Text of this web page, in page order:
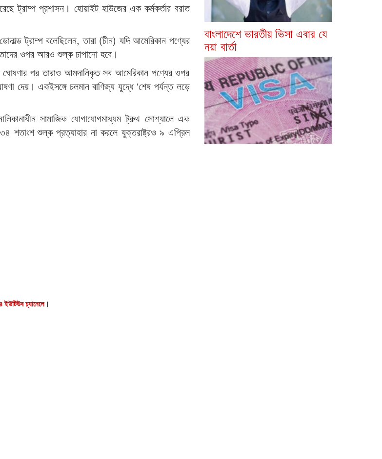
ট্রাম্প প্রশাসন। হোয়াইট হাউজের এক কর্মকর্তার বরাত
ট্রাম্প বলেছিলেন, তারা (চীন) যদি আমেরিকান পণ্যের
ওপর আরও শুল্ক চাপানো হবে।
ঘোষণার পর তারাও আমদানিকৃত সব আমেরিকান পণ্যের ওপর
দেয়। একইসঙ্গে চলমান বাণিজ্য যুদ্ধে ‘শেষ পর্যন্ত লড়ে
সামাজিক যোগাযোগমাধ্যম ট্রুথ সোশ্যালে এক
শতাংশ শুল্ক প্রত্যাহার না করলে যুক্তরাষ্ট্রও ৯ এপ্রিল
ইউটিউব চ্যানেলে।
বাংলাদেশে ভারতীয় ভিসা এবার যে
নয়া বার্তা